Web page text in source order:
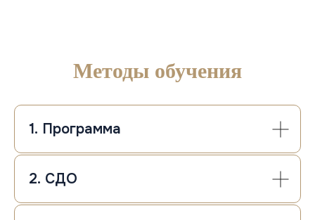
Методы обучения
1. Программа
2. СДО